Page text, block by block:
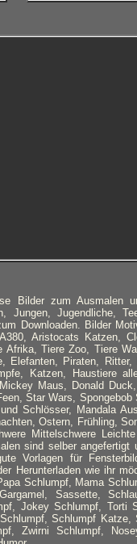
Bilder zum Ausmalen
Jungen, Jugendliche,
Downloaden. Bilder
Aristocats Katzen,
Afrika, Tiere Zoo, Tiere
Elefanten, Piraten,
Katzen, Haustiere
Maus, Donald
Star Wars,
Schlösser, Mandala
Ostern, Frühling,
Mittelschwere
sind selber
Vorlagen für
Herunterladen wie ihr
Schlumpf, Mama
Sassette,
Jokey Schlumpf, Torti
Schlumpf
Zwirni Schlumpf,